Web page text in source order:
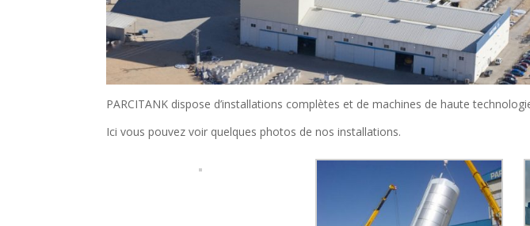
PARCITANK dispose d’installations complètes et de machines de haute
Ici vous pouvez voir quelques photos de nos installations.